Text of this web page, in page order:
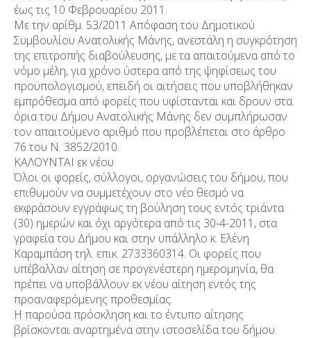
έως τις 10 Φεβρουαρίου 2011.
Με την αρίθμ. 53/2011 Απόφαση του Δημοτικού
Συμβουλίου Ανατολικής Μάνης, ανεστάλη η συγκρότηση
της επιτροπής διαβούλευσης, με τα απαιτούμενα από το
νόμο μέλη, για χρόνο ύστερα από της ψηφίσεως του
προϋπολογισμού, επειδή οι αιτήσεις που υποβλήθηκαν
εμπρόθεσμα από φορείς που υφίστανται και δρουν στα
όρια του Δήμου Ανατολικής Μάνης δεν συμπλήρωσαν
τον απαιτούμενο αριθμό που προβλέπεται στο άρθρο
76 του Ν. 3852/2010.
ΚΑΛΟΥΝΤΑΙ εκ νέου
Όλοι οι φορείς, σύλλογοι, οργανώσεις του δήμου, που
επιθυμούν να συμμετέχουν στο νέο θεσμό να
εκφράσουν εγγράφως τη βούληση τους εντός τριάντα
(30) ημερών και όχι αργότερα από τις 30-4-2011, στα
γραφεία του Δήμου και στην υπάλληλο κ. Ελένη
Καραμπάση τηλ. επικ. 2733360314. Οι φορείς που
υπέβαλλαν αίτηση σε προγενέστερη ημερομηνία, θα
πρέπει να υποβάλλουν εκ νέου αίτηση εντός της
προαναφερόμενης προθεσμίας.
Η παρούσα πρόσκληση και το έντυπο αίτησης
βρίσκονται αναρτημένα στην ιστοσελίδα του δήμου.